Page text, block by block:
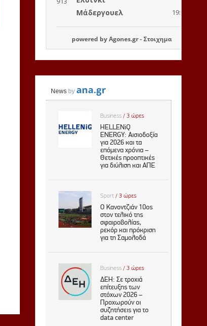
powered byAgones.gr-Στοιχημα